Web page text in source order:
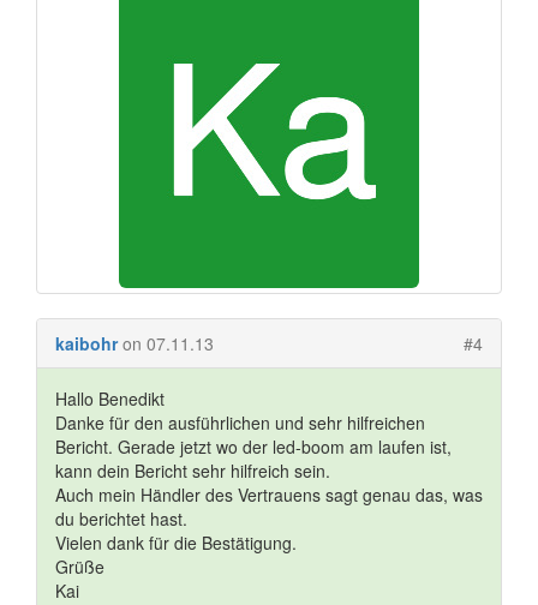
kaibohr on 07.11.13 #4
Hallo Benedikt
Danke für den ausführlichen und sehr hilfreichen
Bericht. Gerade jetzt wo der led-boom am laufen ist,
kann dein Bericht sehr hilfreich sein.
Auch mein Händler des Vertrauens sagt genau das, was
du berichtet hast.
Vielen dank für die Bestätigung.
Grüße
Kai